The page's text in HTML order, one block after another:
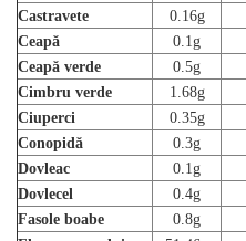
Castravete
0.16g
Ceapă
0.1g
Ceapă verde
0.5g
Cimbru verde
1.68g
Ciuperci
0.35g
Conopidă
0.3g
Dovleac
0.1g
Dovlecel
0.4g
Fasole boabe
0.8g